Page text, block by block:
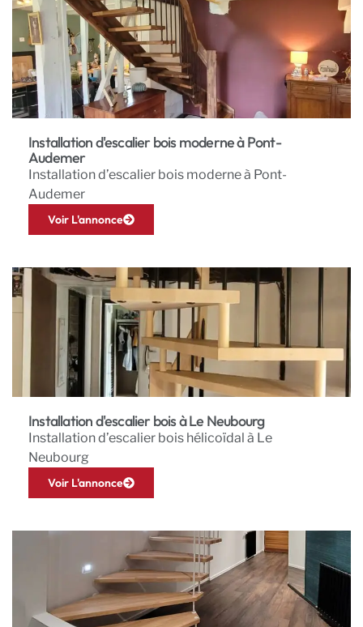
Installation d'escalier bois moderne à Pont-
Audemer
Installation d’escalier bois moderne à Pont-
Audemer
Voir L'annonce
Installation d'escalier bois à Le Neubourg
Installation d’escalier bois hélicoïdal à Le
Neubourg
Voir L'annonce